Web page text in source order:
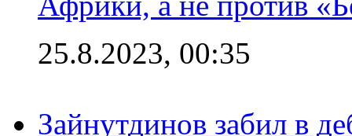
25.8.2023, 00:35
Зайнутдинов забил в